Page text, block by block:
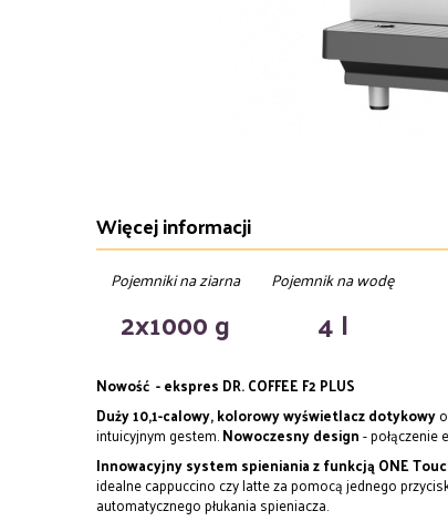
Więcej informacji
Pojemniki na ziarna
2x1000 g
Pojemnik na wodę
4 l
Nowość - ekspres DR. COFFEE F2 PLUS
Duży 10,1-calowy, kolorowy wyświetlacz dotykowy
intuicyjnym gestem.Nowoczesny design- połączenie
Innowacyjny system spieniania z funkcją ONE
idealne cappuccino czy latte za pomocą jednego
automatycznego płukania spieniacza.